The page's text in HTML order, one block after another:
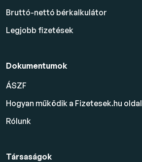
Bruttó-nettó bérkalkulátor
Legjobb fizetések
Dokumentumok
ÁSZF
Hogyan működik a Fizetesek.hu oldal
Rólunk
Társaságok